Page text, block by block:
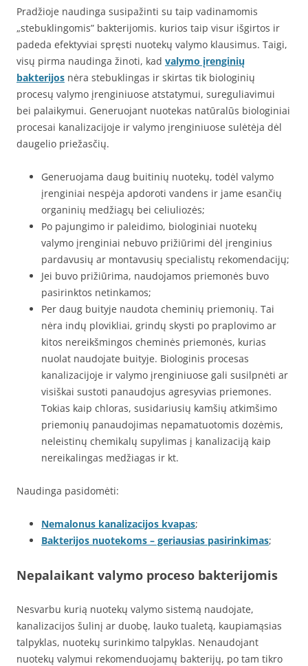
Pradžioje naudinga susipažinti su taip vadinamomis
„stebuklingomis” bakterijomis. kurios taip visur išgirtos ir
padeda efektyviai spręsti nuotekų valymo klausimus. Taigi,
visų pirma naudinga žinoti, kad valymo įrenginių
bakterijos nėra stebuklingas ir skirtas tik biologinių
procesų valymo įrenginiuose atstatymui, sureguliavimui
bei palaikymui. Generuojant nuotekas natūralūs biologiniai
procesai kanalizacijoje ir valymo įrenginiuose sulėtėja dėl
daugelio priežasčių.
Generuojama daug buitinių nuotekų, todėl valymo
įrenginiai nespėja apdoroti vandens ir jame esančių
organinių medžiagų bei celiuliozės;
Po pajungimo ir paleidimo, biologiniai nuotekų
valymo įrenginiai nebuvo prižiūrimi dėl įrenginius
pardavusių ar montavusių specialistų rekomendacijų;
Jei buvo prižiūrima, naudojamos priemonės buvo
pasirinktos netinkamos;
Per daug buityje naudota cheminių priemonių. Tai
nėra indų plovikliai, grindų skysti po praplovimo ar
kitos nereikšmingos cheminės priemonės, kurias
nuolat naudojate buityje. Biologinis procesas
kanalizacijoje ir valymo įrenginiuose gali susilpnėti ar
visiškai sustoti panaudojus agresyvias priemones.
Tokias kaip chloras, susidariusių kamšių atkimšimo
priemonių panaudojimas nepamatuotomis dozėmis,
neleistinų chemikalų supylimas į kanalizaciją kaip
nereikalingas medžiagas ir kt.
Naudinga pasidomėti:
Nemalonus kanalizacijos kvapas;
Bakterijos nuotekoms – geriausias pasirinkimas;
Nepalaikant valymo proceso bakterijomis
Nesvarbu kurią nuotekų valymo sistemą naudojate,
kanalizacijos šulinį ar duobę, lauko tualetą, kaupiamąsias
talpyklas, nuotekų surinkimo talpyklas. Nenaudojant
nuotekų valymui rekomenduojamų bakterijų, po tam tikro